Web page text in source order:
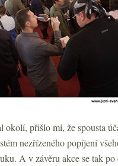
okolí, přišlo mi, že spousta
nezřízeného popíjení
A v závěru akce se tak po